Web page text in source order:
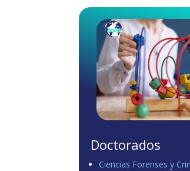
Doctorados
Ciencias Forenses y